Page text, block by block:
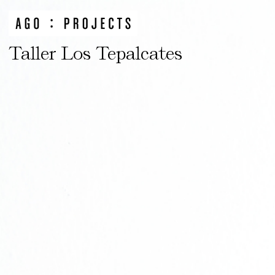
Taller Los Tepalcates